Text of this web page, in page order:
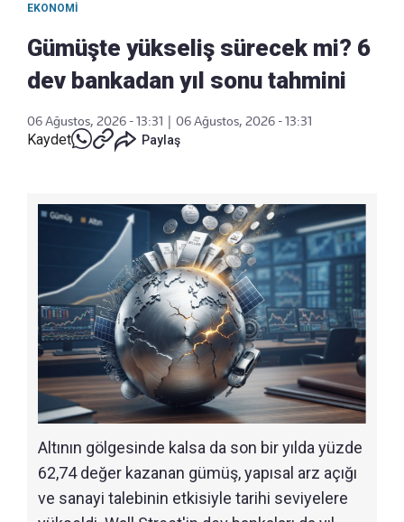
EKONOMI
Gümüşte yükseliş sürecek mi? 6
dev bankadan yıl sonu tahmini
06 Ağustos, 2026 - 13:31 06 Ağustos, 2026 - 13:31
Kaydet Paylaş
Altının gölgesinde kalsa da son bir yılda yüzde
62,74 değer kazanan gümüş, yapısal arz açığı
ve sanayi talebinin etkisiyle tarihi seviyelere